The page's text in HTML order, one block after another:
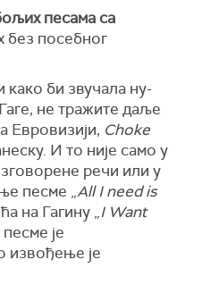
песама са
без посебног
како би звучала ну-
не тражите даље
Евровизији, Choke
И то није само у
речи или у
песме „All I need is
на Гагину „I Want
је
извођење је